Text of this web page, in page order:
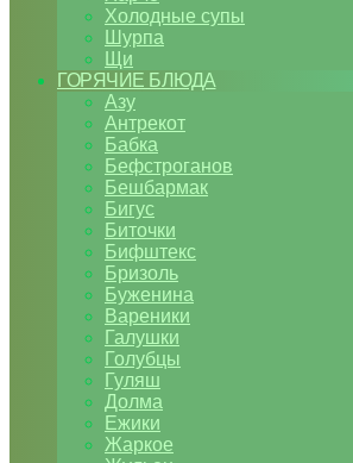
Холодные супы
Шурпа
Щи
ГОРЯЧИЕ БЛЮДА
Азу
Антрекот
Бабка
Бефстроганов
Бешбармак
Бигус
Биточки
Бифштекс
Бризоль
Буженина
Вареники
Галушки
Голубцы
Гуляш
Долма
Ежики
Жаркое